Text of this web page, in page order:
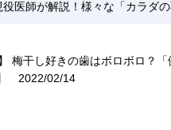
役医師が解説！様々な「カラダ
】 梅干し好きの歯はボロボロ？
2022/02/14